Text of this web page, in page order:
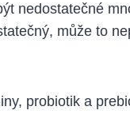
nedostatečné
může to
probiotik a